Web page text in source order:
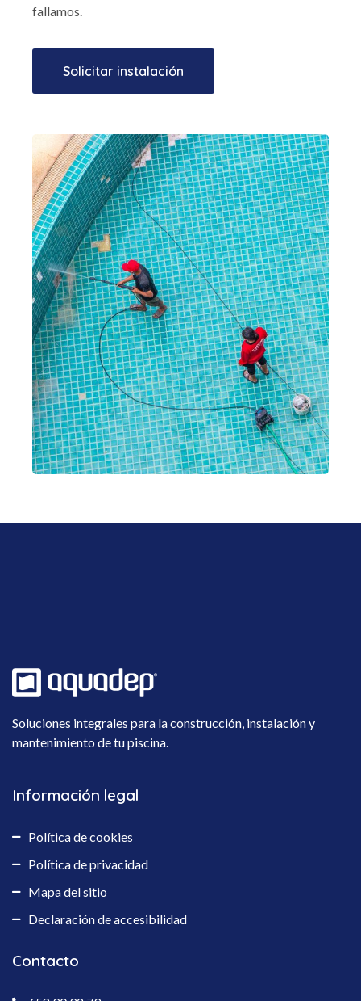
fallamos.
Solicitar instalación
Soluciones integrales para la construcción, instalación y
mantenimiento de tu piscina.
Información legal
Política de cookies
Política de privacidad
Mapa del sitio
Declaración de accesibilidad
Contacto